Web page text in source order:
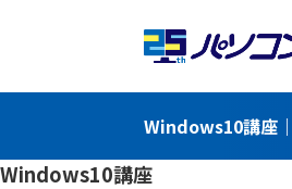
Windows10講座
Windows10講座